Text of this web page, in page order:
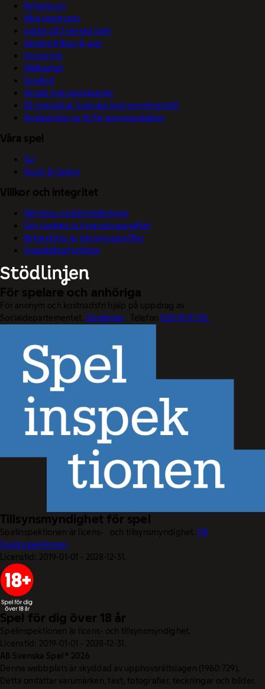
Nyhetsrum
Våra logotyper
Jobba på Svenska Spel
Vanliga frågor & svar
Sponsring
Hållbarhet
Spelkoll
Skydd mot bedrägerier
Så motverkar Svenska Spel penningtvätt
Användning av AI för kommunikation
Våra spel
Tur
Sport & Casino
Villkor och integritet
Välj dina cookieinställningar
Om cookies och personuppgifter
Behandling av personuppgifter
Visselblåsarfunktion
För spelare och anhöriga
För anonym och kostnadsfri hjälp på uppdrag av
Socialdepartementet. Stödlinjen. Telefon020-81 91 00.
Tillsynsmyndighet för spel
Spelinspektionen är licens- och tillsynsmyndighet.Till
Spelinspektionen.
Licenstid: 2019-01-01 - 2028-12-31.
Spel för dig över 18 år
Spelinspektionen är licens- och tillsynsmyndighet.
Licenstid: 2019-01-01 - 2028-12-31.
AB Svenska Spel © 2026
Denna webbplats är skyddad av upphovsrättslagen (1960:729).
Detta omfattar varumärken, text, fotografier, teckningar och bilder.